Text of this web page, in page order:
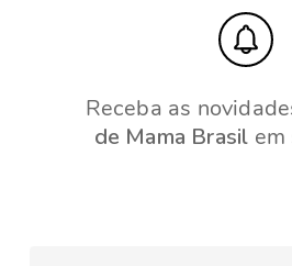
Receba as
de Mama Brasil